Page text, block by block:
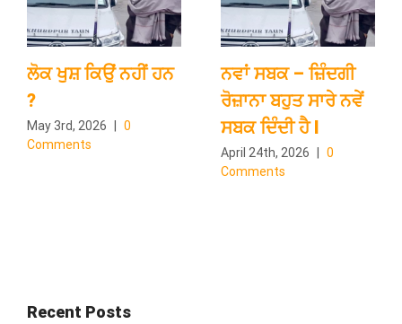
ਲੋਕ ਖੁਸ਼ ਕਿਉਂ ਨਹੀਂ ਹਨ
?
May 3rd, 2026
0
Comments
ਨਵਾਂ ਸਬਕ – ਜ਼ਿੰਦਗੀ
ਰੋਜ਼ਾਨਾ ਬਹੁਤ ਸਾਰੇ ਨਵੇਂ
ਸਬਕ ਦਿੰਦੀ ਹੈ l
April 24th, 2026
0
Comments
Recent Posts